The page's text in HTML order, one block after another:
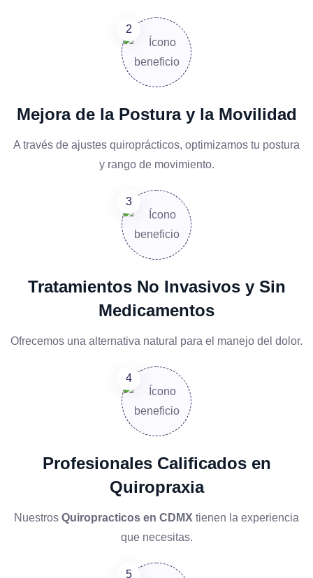
Mejora de la Postura y la Movilidad
A través de ajustes quiroprácticos, optimizamos tu postura
y rango de movimiento.
Tratamientos No Invasivos y Sin
Medicamentos
Ofrecemos una alternativa natural para el manejo del dolor.
Profesionales Calificados en
Quiropraxia
Nuestros Quiropracticos en CDMX tienen la experiencia
que necesitas.